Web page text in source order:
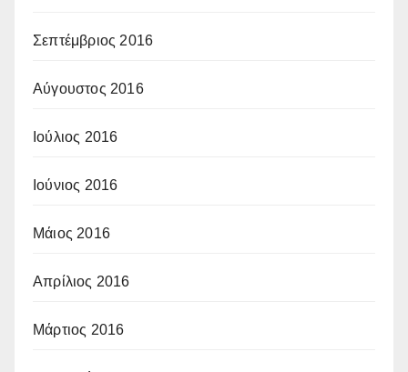
Σεπτέμβριος 2016
Αύγουστος 2016
Ιούλιος 2016
Ιούνιος 2016
Μάιος 2016
Απρίλιος 2016
Μάρτιος 2016